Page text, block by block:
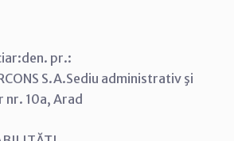
pr.:
S.A.Sediu administrativ şi
nr. 10a, Arad